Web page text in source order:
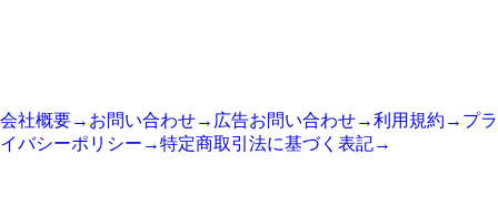
会社概要→ お問い合わせ→ 広告お問い合わせ→利用規約 → プラ
イバシーポリシー →特定商取引法に基づく表記→